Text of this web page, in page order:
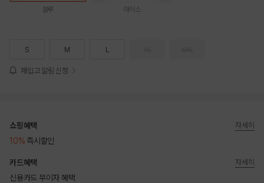
블루 아이스
S M L
재입고 알림 신청
쇼핑혜택
10% 즉시할인
자세히
카드혜택
신용카드 무이자 혜택
자세히